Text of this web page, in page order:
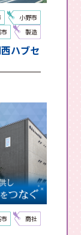
小野市
製造
ハブセ
商社